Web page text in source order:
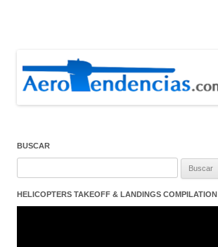
BUSCAR
HELICOPTERS TAKEOFF & LANDINGS COMPILATION